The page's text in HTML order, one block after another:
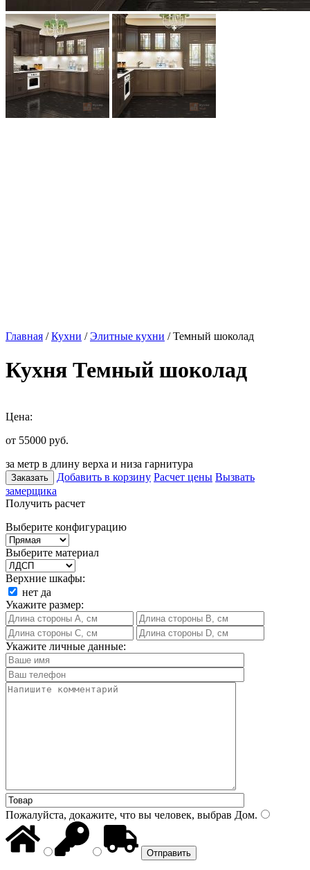
Главная /Кухни /Элитные кухни / Темный шоколад
Кухня Темный шоколад
Цена:
от 55000 руб.
за метр в длину верха и низа гарнитура
Заказать Добавить в корзину Расчет цены Вызвать
замерщика
Получить расчет
Выберите конфигурацию
Выберите материал
Верхние шкафы:
нет да
Укажите размер:
Укажите личные данные:
Пожалуйста, докажите, что вы человек, выбрав Дом.